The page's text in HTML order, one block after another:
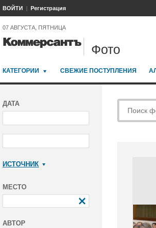
ВОЙТИ Регистрация
07 АВГУСТА, ПЯТНИЦА
Фото
КАТЕГОРИИ СВЕЖИЕ ПОСТУПЛЕНИЯ
ДАТА
ИСТОЧНИК
МЕСТО
АВТОР